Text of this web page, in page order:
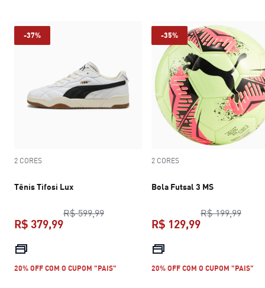
-37%
2 CORES
Tênis Tifosi Lux
R$ 599,99preço original R$ 599,99
R$ 379,99
preço atual R$ 379,99
20% OFF COM O CUPOM "PAIS"
-35%
2 CORES
Bola Futsal 3 MS
R$ 199,99
R$ 129,99
20% OFF COM O CUPOM "PAIS"